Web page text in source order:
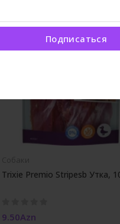
Подписаться
Trixie Premio Stripesb Утка,
9.50Azn